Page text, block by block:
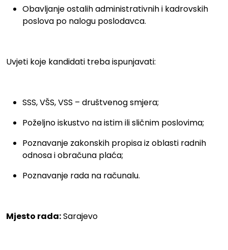
Obavljanje ostalih administrativnih i kadrovskih
poslova po nalogu poslodavca.
Uvjeti koje kandidati treba ispunjavati:
SSS, VŠS, VSS – društvenog smjera;
Poželjno iskustvo na istim ili sličnim poslovima;
Poznavanje zakonskih propisa iz oblasti radnih
odnosa i obračuna plaća;
Poznavanje rada na računalu.
Mjesto rada:Sarajevo